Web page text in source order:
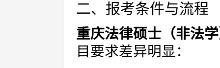
二、报考条件与流程
重庆法律硕士（非法
目要求差异明显：